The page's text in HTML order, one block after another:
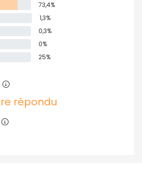
73,4%
1,3%
0,3%
0%
25%
répondu